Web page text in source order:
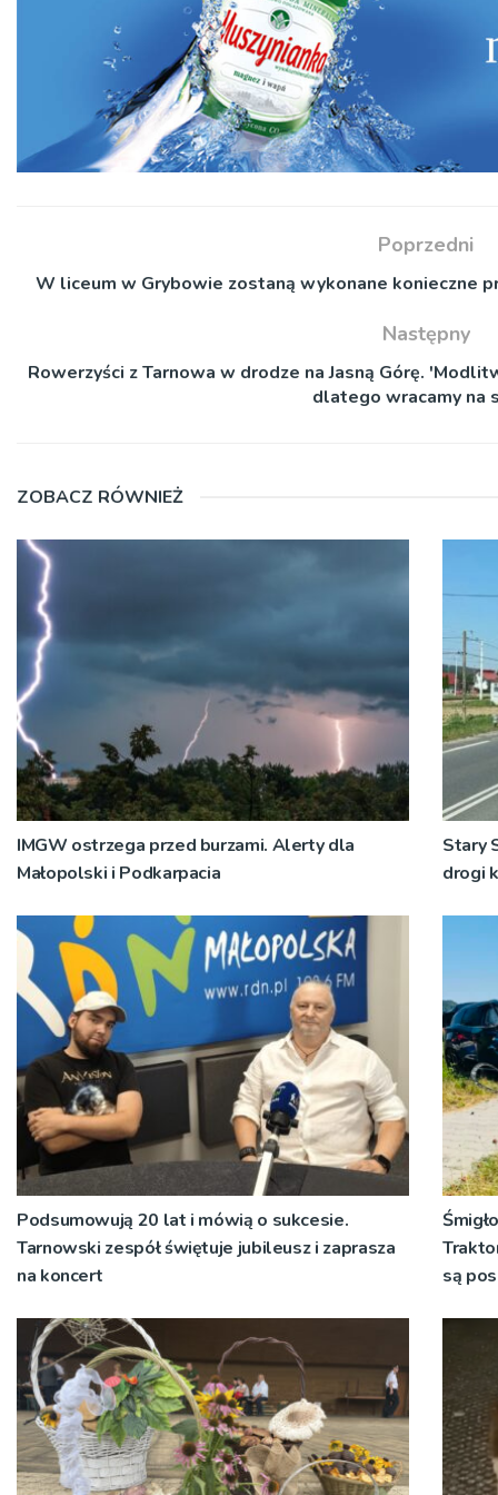
Poprzedni
W liceum w Grybowie zostaną wykonane konieczne
Następny
Rowerzyści z Tarnowa w drodze na Jasną Górę.
dlatego wracamy na
ZOBACZ RÓWNIEŻ
IMGW ostrzega przed burzami. Alerty dla
Małopolski i Podkarpacia
Stary
drogi
Podsumowują 20 lat i mówią o sukcesie.
Tarnowski zespół świętuje jubileusz i zaprasza
na koncert
są